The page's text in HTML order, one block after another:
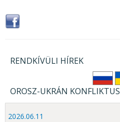
RENDKÍVÜLI HÍREK
OROSZ-UKRÁN KONFLIKTUS
2026.06.11